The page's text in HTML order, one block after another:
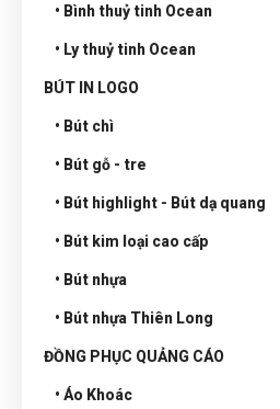
• Bình thuỷ tinh Ocean
• Ly thuỷ tinh Ocean
BÚT IN LOGO
• Bút chì
• Bút gỗ - tre
• Bút highlight - Bút dạ quang
• Bút kim loại cao cấp
• Bút nhựa
• Bút nhựa Thiên Long
ĐỒNG PHỤC QUẢNG CÁO
• Áo Khoác